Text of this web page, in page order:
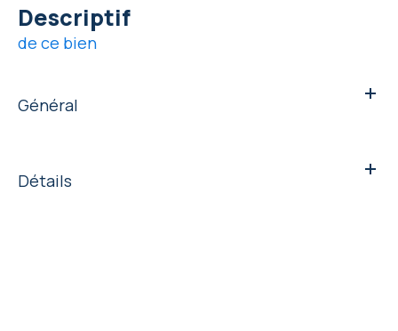
descriptif
de ce bien
Général
Détails